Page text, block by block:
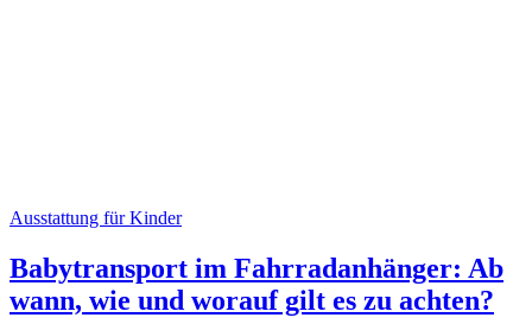
Ausstattung für Kinder
Babytransport im Fahrradanhänger: Ab
wann, wie und worauf gilt es zu achten?